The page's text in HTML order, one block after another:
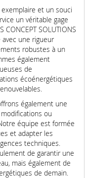
et un souci
un véritable gage
CONCEPT SOLUTIONS
une rigueur
robustes à un
également
de
écoénergétiques
également une
ou
équipe est formée
et adapter les
techniques.
de garantir une
mais également de
de demain.